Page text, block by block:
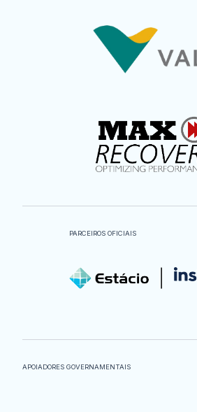
PARCEIROS OFICIAIS
APOIADORES GOVERNAMENTAIS